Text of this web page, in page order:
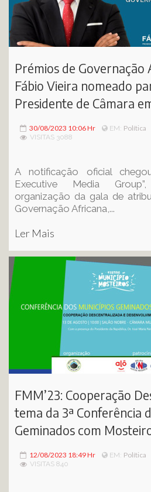
Prémios de Governação
Fábio Vieira nomeado
Presidente de Câmara
30/08/2023 10:06 Hr EM: Política
VISITAS 3088
A notificação oficial
Executive Media
organização da gala de
Governação Africana,...
Ler Mais
FMM’23: Cooperação
tema da 3ª Conferência
Geminados com
12/08/2023 18:49 Hr EM: Política
VISITAS 840